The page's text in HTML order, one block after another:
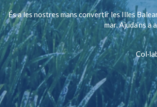
És a les nostres mans convertir les Illes
mar. Ajuda’ns a